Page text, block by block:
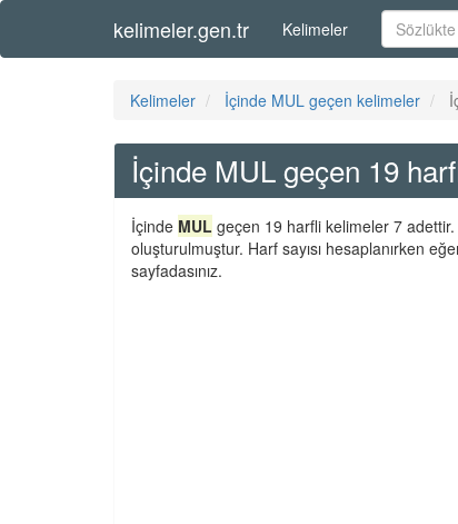
kelimeler.gen.tr Kelimeler
Kelimeler İçinde MUL geçen kelimeler
İçinde MUL geçen 19
İçinde MUL geçen 19 harfli kelimeler 7
oluşturulmuştur. Harf sayısı hesaplanırken
sayfadasınız.